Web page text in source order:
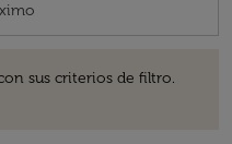
sus criterios de filtro.